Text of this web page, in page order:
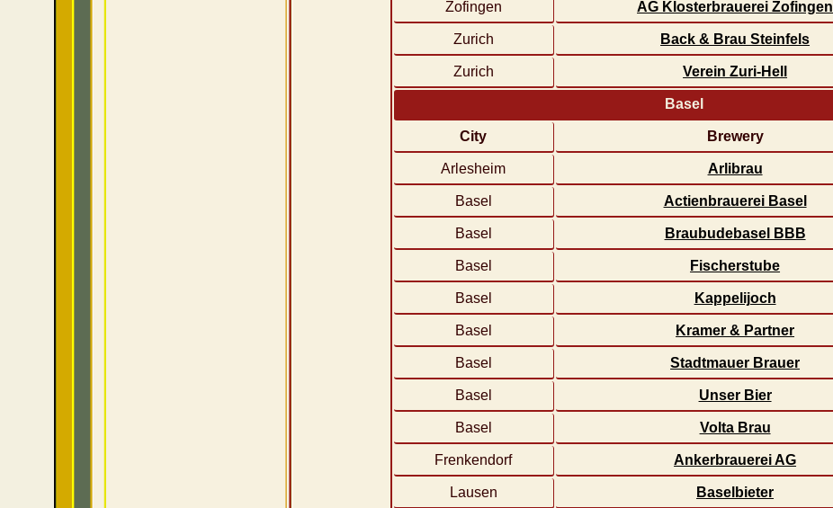
Zofingen AG Klosterbrauerei Zofingen
Zurich Back & Brau Steinfels
Zurich Verein Zuri-Hell
Basel
City Brewery
Arlesheim Arlibrau
Basel Actienbrauerei Basel
Basel Braubudebasel BBB
Basel Fischerstube
Basel Kappelijoch
Basel Kramer & Partner
Basel Stadtmauer Brauer
Basel Unser Bier
Basel Volta Brau
Frenkendorf Ankerbrauerei AG
Lausen Baselbieter